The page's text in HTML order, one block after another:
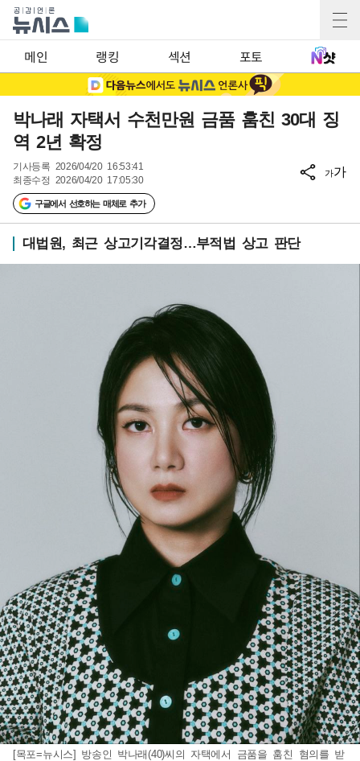
메인 랭킹 섹션 포토
박나래 자택서 수천만원 금품 훔친 30대 징
역 2년 확정
기사등록 2026/04/20 16:53:41
최종수정 2026/04/20 17:05:30
구글에서 선호하는 매체로 추가
가가
대법원, 최근 상고기각결정…부적법 상고 판단
[목포=뉴시스] 방송인 박나래(40)씨의 자택에서 금품을 훔친 혐의를 받